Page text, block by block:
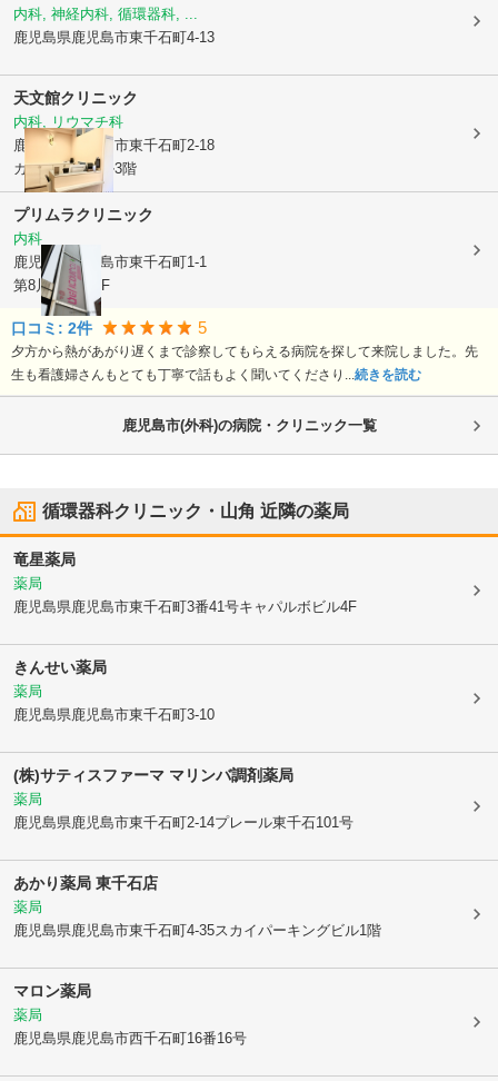
内科, 神経内科, 循環器科, ...
鹿児島県鹿児島市東千石町4-13
天文館クリニック
内科, リウマチ科
鹿児島県鹿児島市東千石町2-18
カゴシマ旭ビル3階
プリムラクリニック
内科
鹿児島県鹿児島市東千石町1-1
第8川北ビル6F
口コミ: 2件 5
夕方から熱があがり遅くまで診察してもらえる病院を探して来院しました。先
生も看護婦さんもとても丁寧で話もよく聞いてくださり... 続きを読む
鹿児島市(外科)の病院・クリニック一覧
循環器科クリニック・山角 近隣の薬局
竜星薬局
薬局
鹿児島県鹿児島市東千石町3番41号キャパルボビル4F
きんせい薬局
薬局
鹿児島県鹿児島市東千石町3-10
(株)サティスファーマ マリンバ調剤薬局
薬局
鹿児島県鹿児島市東千石町2-14プレール東千石101号
あかり薬局 東千石店
薬局
鹿児島県鹿児島市東千石町4-35スカイパーキングビル1階
マロン薬局
薬局
鹿児島県鹿児島市西千石町16番16号